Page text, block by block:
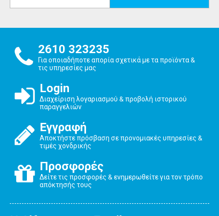
2610 323235
Για οποιαδήποτε απορία σχετικά με τα προϊόντα &
τις υπηρεσίες μας
Login
Διαχείριση λογαριασμού & προβολή ιστορικού
παραγγελιών
Εγγραφή
Αποκτήστε πρόσβαση σε προνομιακές υπηρεσίες &
τιμές χονδρικής
Προσφορές
Δείτε τις προσφορές & ενημερωθείτε για τον τρόπο
απόκτησής τους